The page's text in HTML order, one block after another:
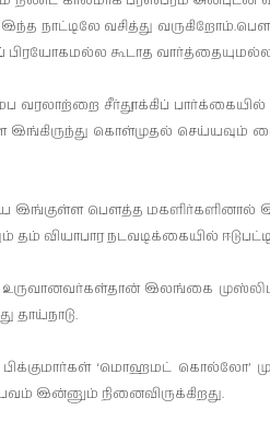
நாட்­டிலே வசித்து
கூடாத
வர­லாற்றை சீர்தூக்கிப்
கொள்­முதல் செய்­யவும்
இங்­குள்ள பௌத்த
நட­வ­டிக்­கையில்
இலங்கை
தாய்­நாடு.
பிக்­கு­மார்கள் ‘மொஹமட்
இன்னும் நினை­வி­ருக்­கி­றது.